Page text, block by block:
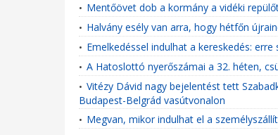
• Mentőövet dob a kormány a vidéki
• Halvány esély van arra, hogy hétfőn
• Emelkedéssel indulhat a kereskedés:
• A Hatoslottó nyerőszámai a 32. héten,
• Vitézy Dávid nagy bejelentést tett
Budapest-Belgrád vasútvonalon
• Megvan, mikor indulhat el a